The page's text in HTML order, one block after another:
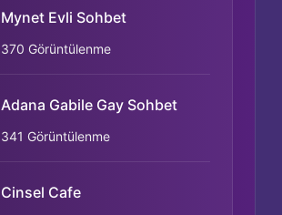
Mynet Evli Sohbet
370 Görüntülenme
Adana Gabile Gay Sohbet
341 Görüntülenme
Cinsel Cafe